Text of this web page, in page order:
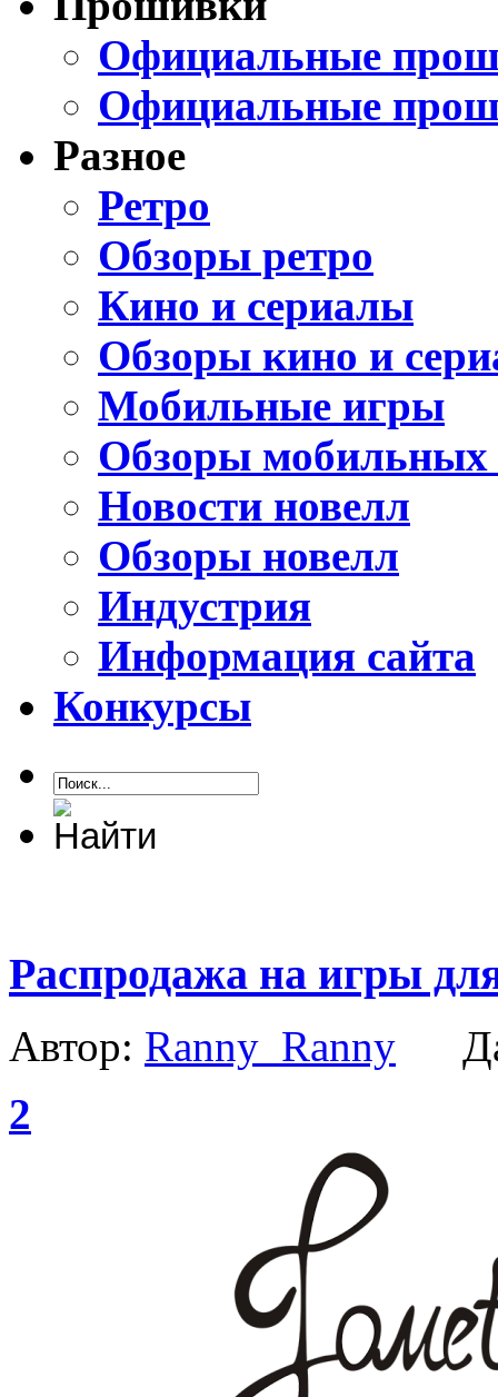
Официальные
Официальные
Разное
Ретро
Обзоры ретро
Кино и сериалы
Обзоры кино и
Мобильные игры
Обзоры мобильных
Новости новелл
Обзоры новелл
Индустрия
Информация сайта
Конкурсы
Распродажа на игры
Автор: Ranny_Ranny
2